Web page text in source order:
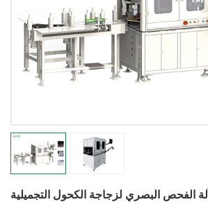
آلة الفحص البصري لزجاجة الكحول التجميلية